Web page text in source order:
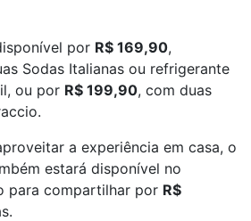
por R$ 169,90,
Sodas Italianas ou refrigerante
ou por R$ 199,90, com duas
a experiência em casa, o
estará disponível no
para compartilhar por R$